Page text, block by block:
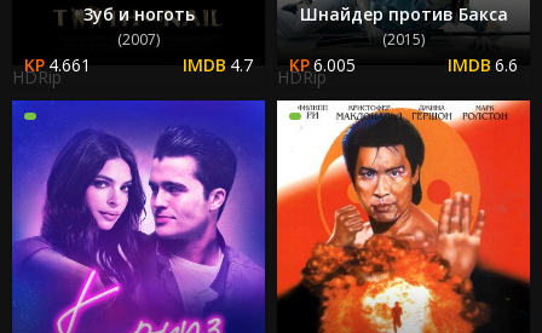
Зуб и ноготь
(2007)
4.661 4.7
HDRip
Шнайдер против Бакса
(2015)
6.005 6.6
HDRip